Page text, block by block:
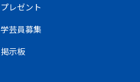
プレゼント
学芸員募集
掲示板